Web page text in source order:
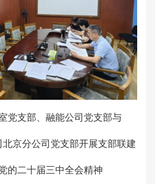
支部、融能公司党支部与
京分公司党支部开展支部联建
二十届三中全会精神